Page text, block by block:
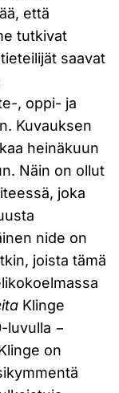
että
tutkivat
saavat
, oppi- ja
Kuvauksen
heinäkuun
Näin on ollut
joka
nide on
joista tämä
Klinge
luvulla −
on